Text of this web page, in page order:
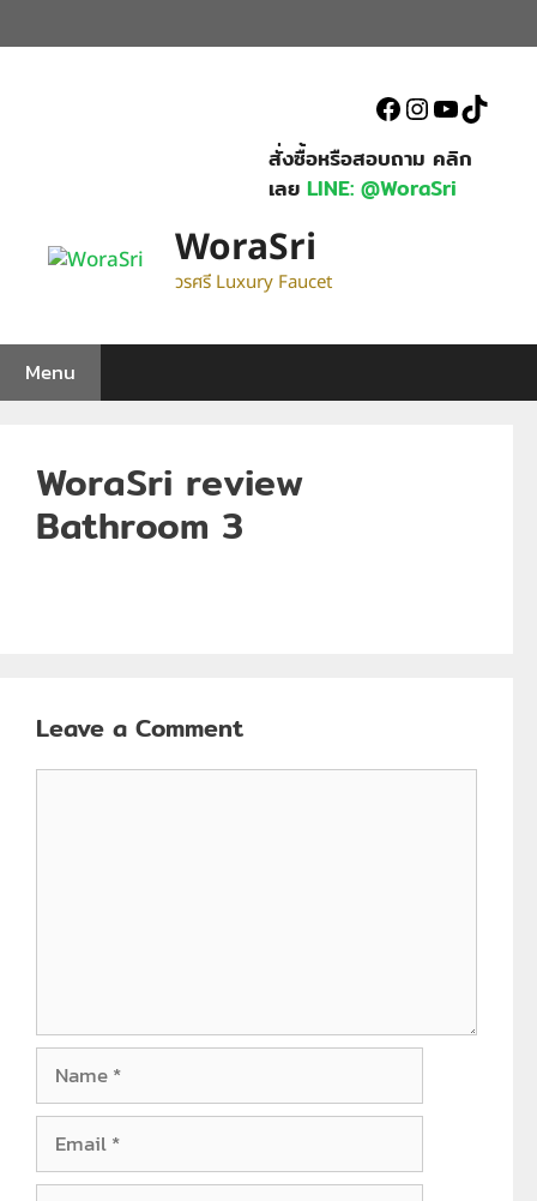
to
Facebook
Instagram
สั่งซื้อหรือสอบถาม คลิก
เลย LINE: @WoraSri
WoraSri
วรศรี Luxury Faucet
Menu
WoraSri review
Bathroom 3
Leave a Comment